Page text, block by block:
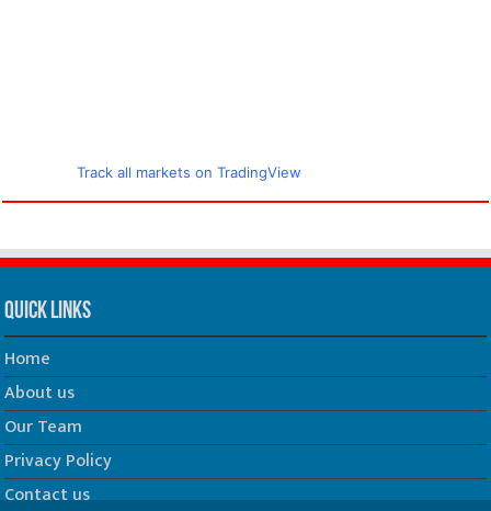
Track all markets on TradingView
Quick Links
Home
About us
Our Team
Privacy Policy
Contact us